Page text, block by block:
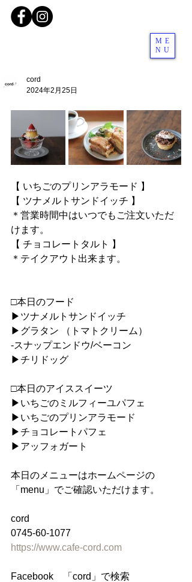
ME
NU
cord
2024年2月25日
【 いちごのプリンアラモード 】
【 ツナメルトサンドイッチ 】
＊営業時間中はいつでもご注文いただ
けます。
【 チョコレートタルト 】
＊テイクアウト出来ます。
□本日のフード
▶︎ツナメルトサンドイッチ
▶︎グラタン （トマトクリーム）
-スナップエンドウ/ベーコン
▶︎チリドッグ
□本日のアイススイーツ
︎▶︎いちごのミルフィーユパフェ
▶︎いちごのプリンアラモード
▶︎チョコレートパフェ
▶︎アッフォガート
本日のメニューはホームページの
「menu」でご確認いただけます。
cord
0745-60-1077
https://www.cafe-cord.com
Facebook　「cord」で検索